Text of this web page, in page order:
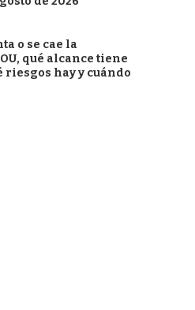
o se cae la
qué alcance tiene
riesgos hay y cuándo